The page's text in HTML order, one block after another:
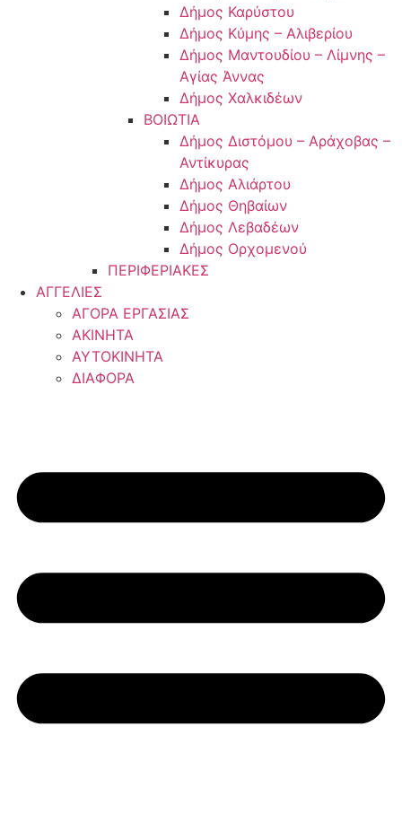
Δήμος Καρύστου
Δήμος Κύμης – Αλιβερίου
Δήμος Μαντουδίου – Λίμνης –
Αγίας Άννας
Δήμος Χαλκιδέων
ΒΟΙΩΤΙΑ
Δήμος Διστόμου – Αράχοβας –
Αντίκυρας
Δήμος Αλιάρτου
Δήμος Θηβαίων
Δήμος Λεβαδέων
Δήμος Ορχομενού
ΠΕΡΙΦΕΡΙΑΚΕΣ
ΑΓΓΕΛΙΕΣ
ΑΓΟΡΑ ΕΡΓΑΣΙΑΣ
ΑΚΙΝΗΤΑ
ΑΥΤΟΚΙΝΗΤΑ
ΔΙΑΦΟΡΑ